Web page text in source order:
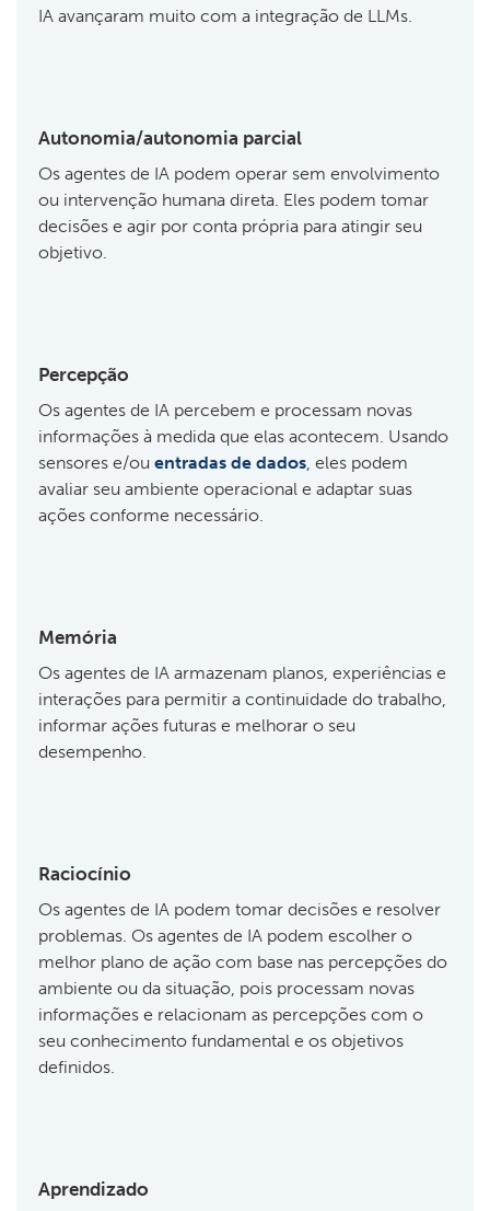
IA avançaram muito com a integração de LLMs.
Autonomia/autonomia parcial
Os agentes de IA podem operar sem envolvimento
ou intervenção humana direta. Eles podem tomar
decisões e agir por conta própria para atingir seu
objetivo.
Percepção
Os agentes de IA percebem e processam novas
informações à medida que elas acontecem. Usando
sensores e/ou entradas de dados, eles podem
avaliar seu ambiente operacional e adaptar suas
ações conforme necessário.
Memória
Os agentes de IA armazenam planos, experiências e
interações para permitir a continuidade do trabalho,
informar ações futuras e melhorar o seu
desempenho.
Raciocínio
Os agentes de IA podem tomar decisões e resolver
problemas. Os agentes de IA podem escolher o
melhor plano de ação com base nas percepções do
ambiente ou da situação, pois processam novas
informações e relacionam as percepções com o
seu conhecimento fundamental e os objetivos
definidos.
Aprendizado